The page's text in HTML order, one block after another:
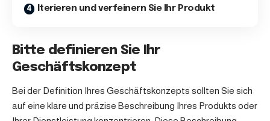
Iterieren und verfeinern Sie Ihr Produkt
Bitte definieren Sie Ihr
Geschäftskonzept
Bei der Definition Ihres Geschäftskonzepts sollten Sie sich
auf eine klare und präzise Beschreibung Ihres Produkts oder